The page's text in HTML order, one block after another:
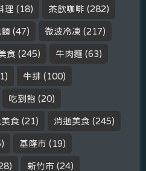
理 (18) 茶飲咖啡 (282)
(47) 微波冷凍 (217)
食 (245) 牛肉麵 (63)
牛排 (100)
吃到飽 (20)
食 (21) 消逝美食 (245)
基隆市 (19)
新竹市 (24)